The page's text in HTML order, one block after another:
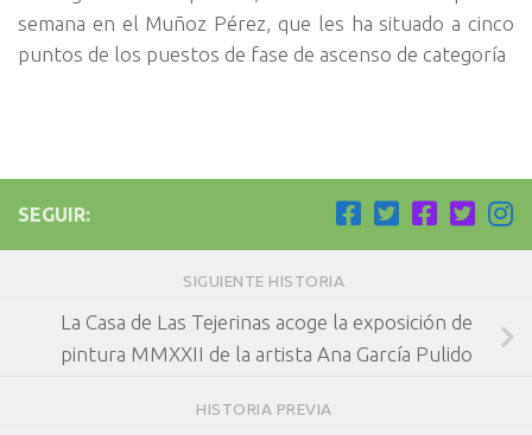
semana en el Muñoz Pérez, que les ha situado a cinco
puntos de los puestos de fase de ascenso de categoría
SEGUIR:
SIGUIENTE HISTORIA
La Casa de Las Tejerinas acoge la exposición de
pintura MMXXII de la artista Ana García Pulido
HISTORIA PREVIA